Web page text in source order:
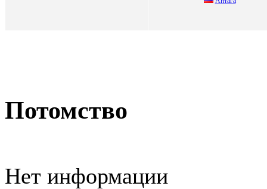
Потомство
Нет информации